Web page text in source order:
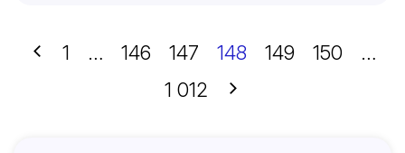
Předchozí
1 … 146 147 148 149 150
…
1 012
Další